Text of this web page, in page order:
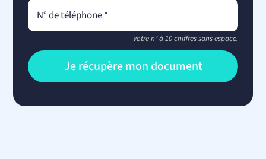
Votre n° à 10 chiffres sans espace.